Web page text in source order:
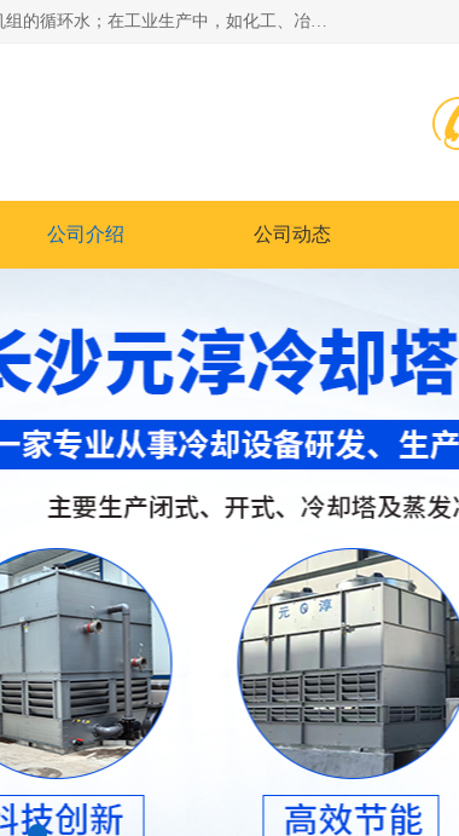
冷却塔广泛应用于工业、电力行业、空调系统等领域。在电力行业中，用于冷却发电机组的循环水；在工业生产中，如化工、冶金等行业，可降低生产过程中产生的热量；在空调系统中，为空调设备提供冷却水源
公司介绍 公司动态